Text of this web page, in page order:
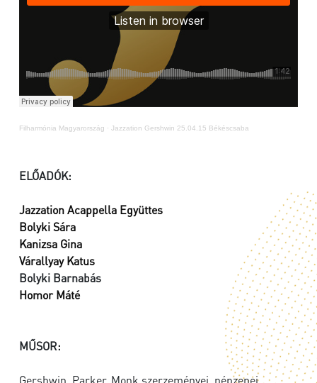
Filharmónia Magyarország · Jazzation Gershwin 25.04.15 Békéscsaba
ELŐADÓK:
Jazzation Acappella Együttes
Bolyki Sára
Kanizsa Gina
Várallyay Katus
Bolyki Barnabás
Homor Máté
MŰSOR:
Gershwin, Parker, Monk szerzeményei, népzenei